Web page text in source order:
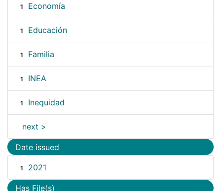
1 Economía
1 Educación
1 Familia
1 INEA
1 Inequidad
next >
Date issued
1 2021
Has File(s)